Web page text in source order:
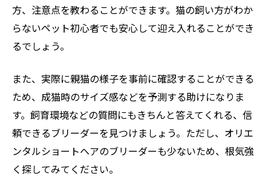
方、注意点を教わることができます。猫の飼い方がわか
らないペット初心者でも安心して迎え入れることができ
るでしょう。
また、実際に親猫の様子を事前に確認することができる
ため、成猫時のサイズ感などを予測する助けになりま
す。飼育環境などの質問にもきちんと答えてくれる、信
頼できるブリーダーを見つけましょう。ただし、オリエ
ンタルショートヘアのブリーダーも少ないため、根気強
く探してみてください。